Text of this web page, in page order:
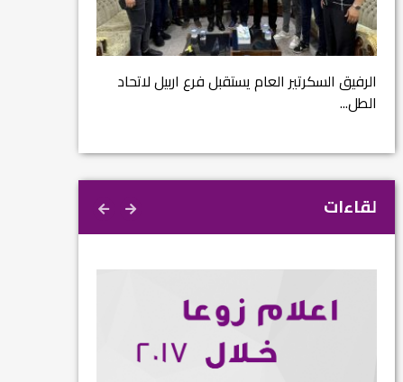
الرفيق السكرتير العام يستقبل فرع اربيل لاتحاد
الطل...
لقاءات